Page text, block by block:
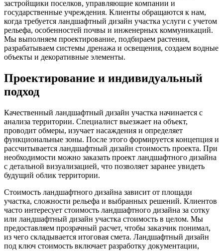
застройщики поселков, управляющие компании и
государственные учреждения. Клиенты обращаются к нам,
когда требуется ландшафтный дизайн участка услуги с учетом
рельефа, особенностей почвы и инженерных коммуникаций.
Мы выполняем проектирование, подбираем растения,
разрабатываем системы дренажа и освещения, создаем водные
объекты и декоративные элементы.
Проектирование и индивидуальный
подход
Качественный ландшафтный дизайн участка начинается с
анализа территории. Специалист выезжает на объект,
проводит обмеры, изучает насаждения и определяет
функциональные зоны. После этого формируется концепция и
рассчитывается ландшафтный дизайн стоимость проекта. При
необходимости можно заказать проект ландшафтного дизайна
с детальной визуализацией, что позволяет заранее увидеть
будущий облик территории.
Стоимость ландшафтного дизайна зависит от площади
участка, сложности рельефа и выбранных решений. Клиентов
часто интересует стоимость ландшафтного дизайна за сотку
или ландшафтный дизайн участка стоимость в целом. Мы
предоставляем прозрачный расчет, чтобы заказчик понимал,
из чего складывается итоговая смета. Ландшафтный дизайн
под ключ стоимость включает разработку документации,